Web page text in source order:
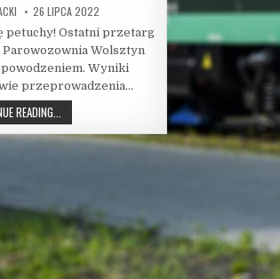
PUBLISHED
DATE:
26 LIPCA 2022
petuchy! Ostatni przetarg
Wolsztyn
Wyniki
przeprowadzenia…
READING...
CHĘTNYCH
NA
NAPRAWĘ